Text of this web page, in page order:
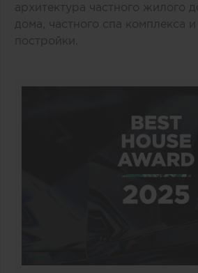
архитектура частного жилого
дома, частного спа комплекса
постройки.